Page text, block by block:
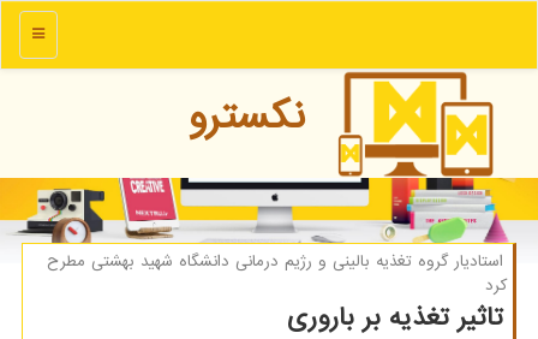
منو
نكسترو
استادیار گروه تغذیه بالینی و رژیم درمانی دانشگاه شهید بهشتی مطرح
كرد
تاثیر تغذیه بر باروری